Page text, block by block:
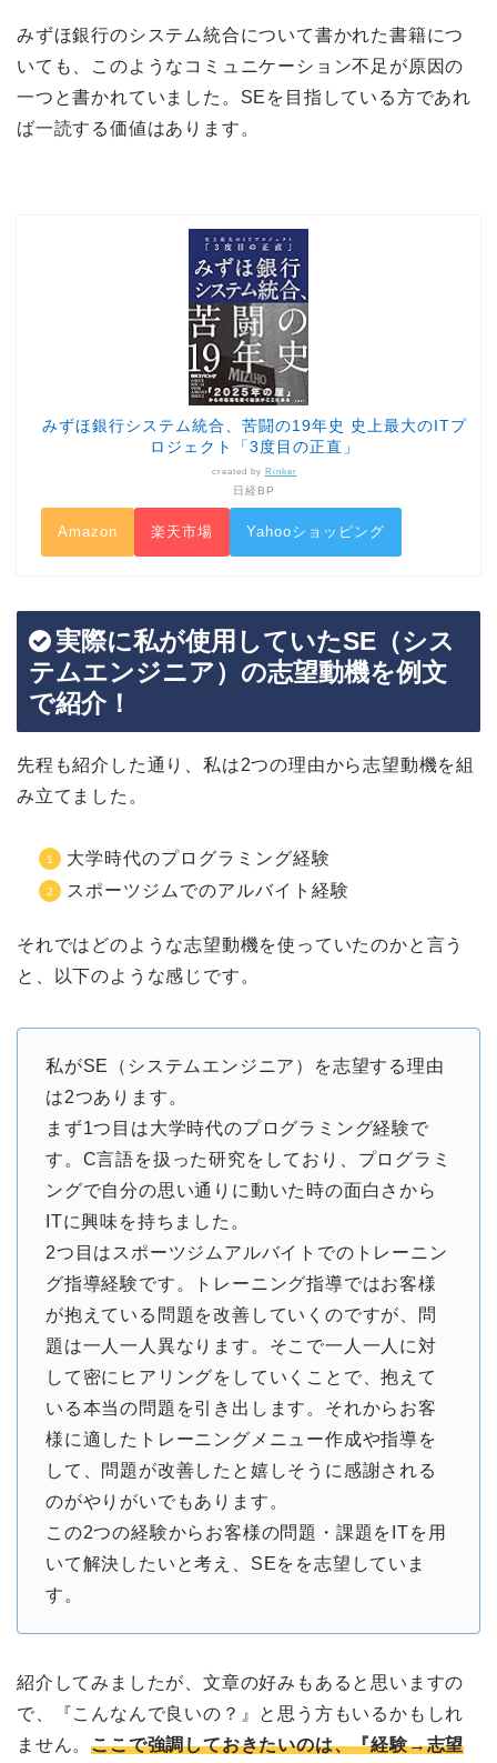
みずほ銀行のシステム統合について書かれた書籍につ
いても、このようなコミュニケーション不足が原因の
一つと書かれていました。SEを目指している方であれ
ば一読する価値はあります。
みずほ銀行システム統合、苦闘の19年史 史上最大のITプ
ロジェクト「3度目の正直」
created by Rinker
日経BP
Amazon 楽天市場 Yahooショッピング
実際に私が使用していたSE（シス
テムエンジニア）の志望動機を例文
で紹介！
先程も紹介した通り、私は2つの理由から志望動機を組
み立てました。
大学時代のプログラミング経験
スポーツジムでのアルバイト経験
それではどのような志望動機を使っていたのかと言う
と、以下のような感じです。
私がSE（システムエンジニア）を志望する理由
は2つあります。
まず1つ目は大学時代のプログラミング経験で
す。C言語を扱った研究をしており、プログラミ
ングで自分の思い通りに動いた時の面白さから
ITに興味を持ちました。
2つ目はスポーツジムアルバイトでのトレーニン
グ指導経験です。トレーニング指導ではお客様
が抱えている問題を改善していくのですが、問
題は一人一人異なります。そこで一人一人に対
して密にヒアリングをしていくことで、抱えて
いる本当の問題を引き出します。それからお客
様に適したトレーニングメニュー作成や指導を
して、問題が改善したと嬉しそうに感謝される
のがやりがいでもあります。
この2つの経験からお客様の問題・課題をITを用
いて解決したいと考え、SEをを志望していま
す。
紹介してみましたが、文章の好みもあると思いますの
で、『こんなんで良いの？』と思う方もいるかもしれ
ません。ここで強調しておきたいのは、『経験→志望